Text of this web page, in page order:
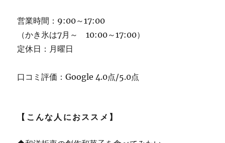
営業時間：9:00～17:00
（かき氷は7月～ 10:00～17:00）
定休日：月曜日
口コミ評価：Google 4.0点/5.0点
【こんな人におススメ】